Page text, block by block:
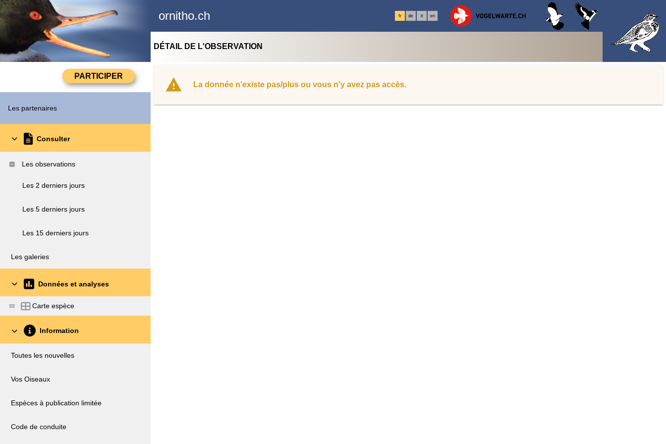
ornitho.ch fr de it en
Les partenaires
Consulter
Les observations
Les 2 derniers jours
Les 5 derniers jours
Les 15 derniers jours
Les galeries
Données et analyses
Carte espèce
Information
Toutes les nouvelles
Vos Oiseaux
Espèces à publication limitée
Code de conduite
DÉTAIL DE L'OBSERVATION
La donnée n'existe pas/plus ou vous n'y avez pas accès.